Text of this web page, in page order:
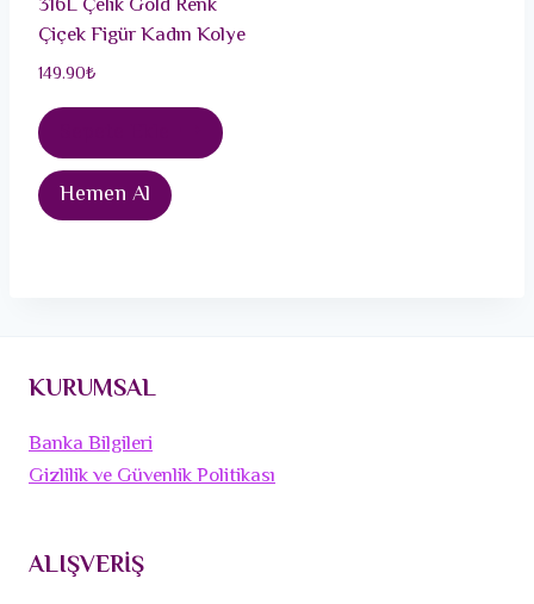
316L Çelik Gold Renk
Çiçek Figür Kadın Kolye
149.90₺
Hemen Al
KURUMSAL
Banka Bilgileri
Gizlilik ve Güvenlik Politikası
ALIŞVERİŞ